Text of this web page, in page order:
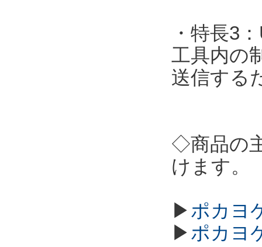
・特長3
工具内の
送信する
◇商品の
けます。
▶ポカヨ
▶ポカヨ